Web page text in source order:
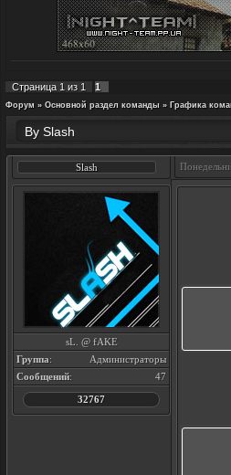
Страница 1 из 1 1
Форум » Основной раздел команды » Графика
By Slash
Slash
sL. @ fAKE
Группа:
Администраторы
Сообщений: 47
32767